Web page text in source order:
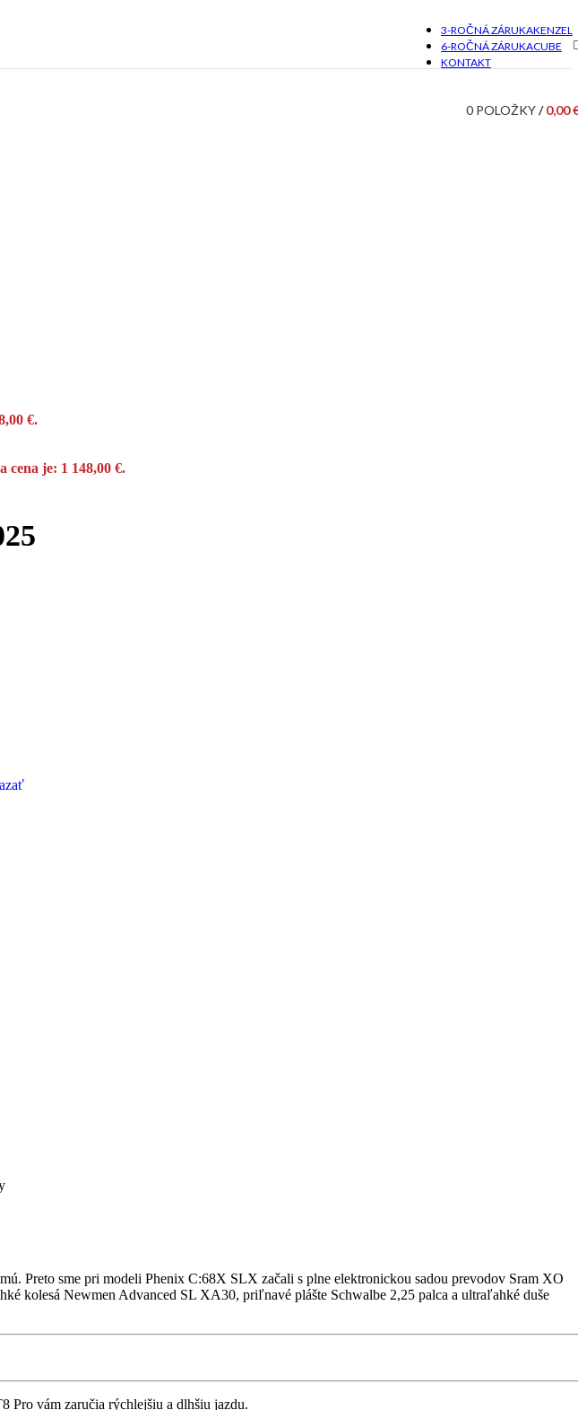
3-ROČNÁ ZÁRUKAKENZEL
6-ROČNÁ ZÁRUKACUBE
KONTAKT
0 POLOŽKY/ 0,00
€.
cena je: 1 148,00 €.
Preto sme pri modeli Phenix C:68X SLX začali s plne elektronickou sadou prevodov Sram XO
kolesá Newmen Advanced SL XA30, priľnavé plášte Schwalbe 2,25 palca a ultraľahké duše
Pro vám zaručia rýchlejšiu a dlhšiu jazdu.